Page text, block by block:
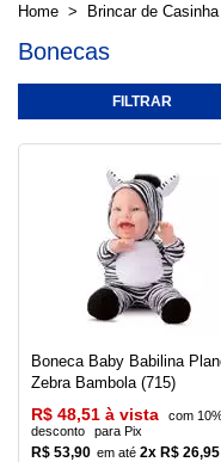
Brincar de Casinha
Bonecas
Boneca Baby Babilina
Zebra Bambola (715)
R$ 53,90 2x R$ 26,95
R$ 48,51 à vista
com
desconto
para Pix